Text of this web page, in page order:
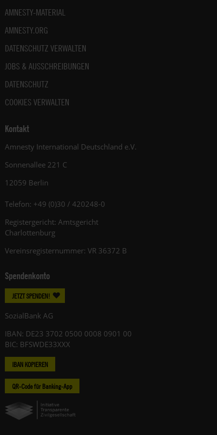
AMNESTY-MATERIAL
AMNESTY.ORG
DATENSCHUTZ VERWALTEN
JOBS & AUSSCHREIBUNGEN
DATENSCHUTZ
COOKIES VERWALTEN
Kontakt
Amnesty International Deutschland e.V.
Sonnenallee 221 C
12059 Berlin
Telefon: +49 (0)30 / 420248-0
Registergericht: Amtsgericht
Charlottenburg
Vereinsregisternummer: VR 36372 B
Spendenkonto
JETZT SPENDEN!
SozialBank AG
IBAN: DE23 3702 0500 0008 0901 00
BIC: BFSWDE33XXX
IBAN KOPIEREN
QR-Code für Banking-App